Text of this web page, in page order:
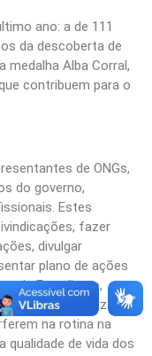
ano: a de 111
da descoberta de
medalha Alba Corral,
contribuem para o
de ONGs,
do governo,
Estes
fazer
divulgar
plano de ações
Expediente,
foi utilizado
na rotina na
qualidade de vida dos